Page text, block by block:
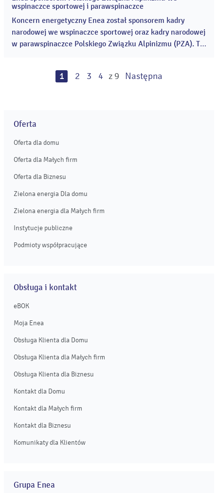
wspinaczce sportowej i parawspinaczce
Koncern energetyczny Enea został sponsorem kadry
narodowej we wspinaczce sportowej oraz kadry narodowej
w parawspinaczce Polskiego Związku Alpinizmu (PZA). To
1 2 3 4 z 9 Następna
Oferta
Oferta dla domu
Oferta dla Małych firm
Oferta dla Biznesu
Zielona energia Dla domu
Zielona energia dla Małych firm
Instytucje publiczne
Podmioty współpracujące
Obsługa i kontakt
eBOK
Moja Enea
Obsługa Klienta dla Domu
Obsługa Klienta dla Małych firm
Obsługa Klienta dla Biznesu
Kontakt dla Domu
Kontakt dla Małych firm
Kontakt dla Biznesu
Komunikaty dla Klientów
Grupa Enea